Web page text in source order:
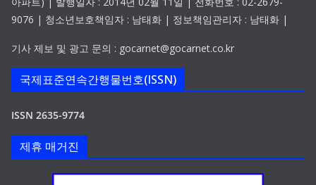
9076 | 청소년보호책임자 : 남태화 | 정보책임관리자 : 남태화 |
기사 제보 및 광고 문의 : gocarnet@gocarnet.co.kr
국제표준연속간행물번호(ISSN)
ISSN 2635-9774
제휴 매거진